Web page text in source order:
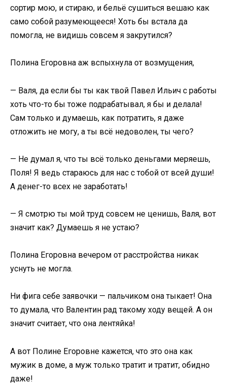
сортир мою, и стираю, и бельё сушиться вешаю как
само собой разумеющееся! Хоть бы встала да
помогла, не видишь совсем я закрутился?
Полина Егоровна аж вспыхнула от возмущения,
— Валя, да если бы ты как твой Павел Ильич с работы
хоть что-то бы тоже подрабатывал, я бы и делала!
Сам только и думаешь, как потратить, я даже
отложить не могу, а ты всё недоволен, ты чего?
— Не думал я, что ты всё только деньгами меряешь,
Поля! Я ведь стараюсь для нас с тобой от всей души!
А денег-то всех не заработать!
— Я смотрю ты мой труд совсем не ценишь, Валя, вот
значит как? Думаешь я не устаю?
Полина Егоровна вечером от расстройства никак
уснуть не могла.
Ни фига себе заявочки — пальчиком она тыкает! Она
то думала, что Валентин рад такому ходу вещей. А он
значит считает, что она лентяйка!
А вот Полине Егоровне кажется, что это она как
мужик в доме, а муж только тратит и тратит, обидно
даже!